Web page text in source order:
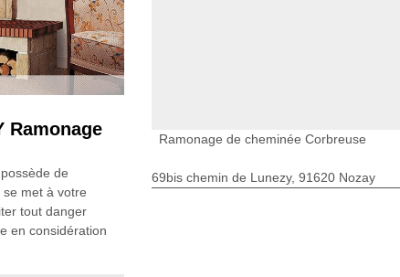
Ramonage
de
met à votre
tout danger
en considération
Ramonage de cheminée Corbreuse
69bis chemin de Lunezy, 91620 Nozay